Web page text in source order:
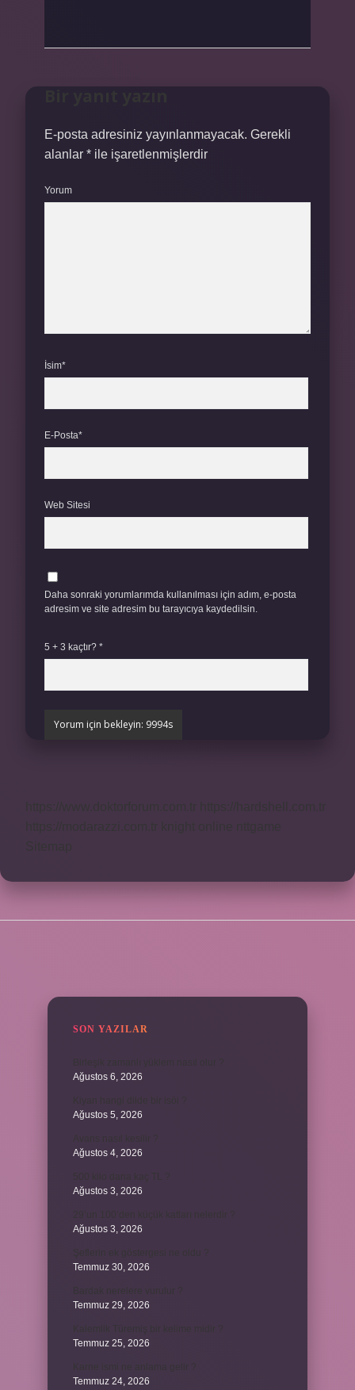
E-posta adresiniz yayınlanmayacak. Gerekli
alanlar * ile işaretlenmişlerdir
Yorum
İsim*
E-Posta*
Web Sitesi
Daha sonraki yorumlarımda kullanılması için adım, e-posta
adresim ve site adresim bu tarayıcıya kaydedilsin.
5 + 3 kaçtır? *
SON YAZILAR
Ağustos 6, 2026
Ağustos 5, 2026
Ağustos 4, 2026
Ağustos 3, 2026
Ağustos 3, 2026
Temmuz 30, 2026
Temmuz 29, 2026
Temmuz 25, 2026
Temmuz 24, 2026